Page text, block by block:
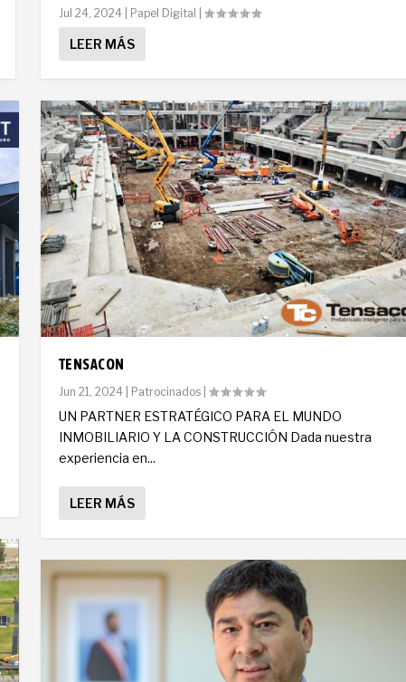
Jul 24, 2024| Papel Digital
LEER MÁS
TENSACON
Jun 21, 2024| Patrocinados|
UN PARTNER ESTRATÉGICO PARA EL MUNDO
INMOBILIARIO Y LA CONSTRUCCIÓN Dada nuestra
experiencia en...
LEER MÁS